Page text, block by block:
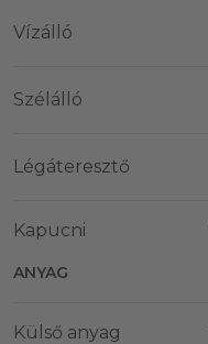
Vízálló
Szélálló
Légáteresztő
Kapucni
ANYAG
Külső anyag